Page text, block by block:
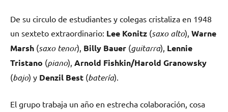
De su circulo de estudiantes y colegas cristaliza en 1948
un sexteto extraordinario: Lee Konitz (saxo alto), Warne
Marsh (saxo tenor), Billy Bauer (guitarra), Lennie
Tristano (piano), Arnold Fishkin/Harold Granowsky
(bajo) y Denzil Best (batería).
El grupo trabaja un año en estrecha colaboración, cosa